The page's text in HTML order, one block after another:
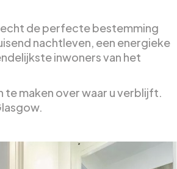
echt de perfecte bestemming
nachtleven, een energieke
inwoners van het
te maken over waar u verblijft.